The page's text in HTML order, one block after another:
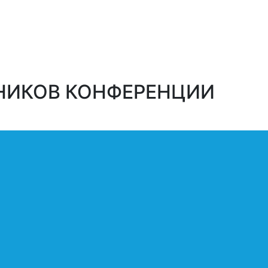
КОНФЕРЕНЦИИ
для предоставления организаторам Конференции (в
« Дальний Восток и Арктика»